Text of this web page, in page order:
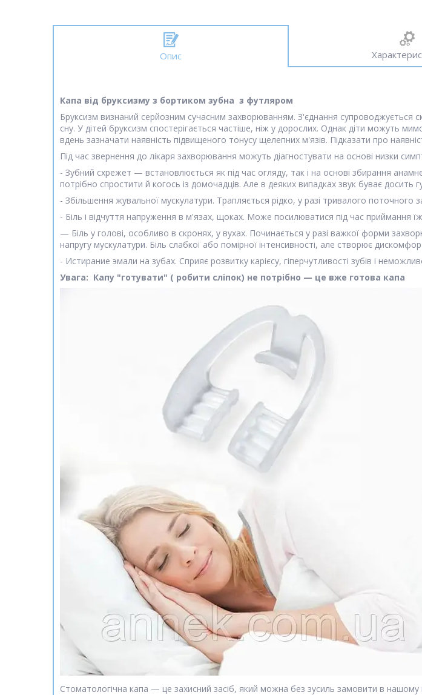
Опис
Капа від бруксизму з бортиком зубна з футляром
Бруксизм визнаний серйозним сучасним захворюванням. З'єднання супроводжується
сну. У дітей бруксизм спостерігається частіше, ніж у дорослих. Однак діти можуть
вдень зазначати наявність підвищеного тонусу щелепних м'язів. Підказати про
Під час звернення до лікаря захворювання можуть діагностувати на основі низки
- Зубний схрежет — встановлюється як під час огляду, так і на основі збирання
потрібно спростити й когось із домочадців. Але в деяких випадках звук буває
- Збільшення жувальної мускулатури. Трапляється рідко, у разі тривалого
- Біль і відчуття напруження в м'язах, щоках. Може посилюватися під час приймання
— Біль у голові, особливо в скронях, у вухах. Починається у разі важкої форми
напругу мускулатури. Біль слабкої або помірної інтенсивності, але створює
- Истирание эмали на зубах. Сприяє розвитку карієсу, гіперчутливості зубів і
Увага: Капу "готувати" ( робити сліпок) не потрібно — це вже готова капа
Стоматологічна капа — це захисний засіб, який можна без зусиль замовити в нашому